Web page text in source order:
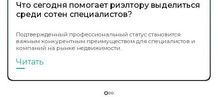
Что сегодня помогает риэлтору выделиться
среди сотен специалистов?
Подтвержденный профессиональный статус становится
важным конкурентным преимуществом для специалистов и
компаний на рынке недвижимости.
Читать